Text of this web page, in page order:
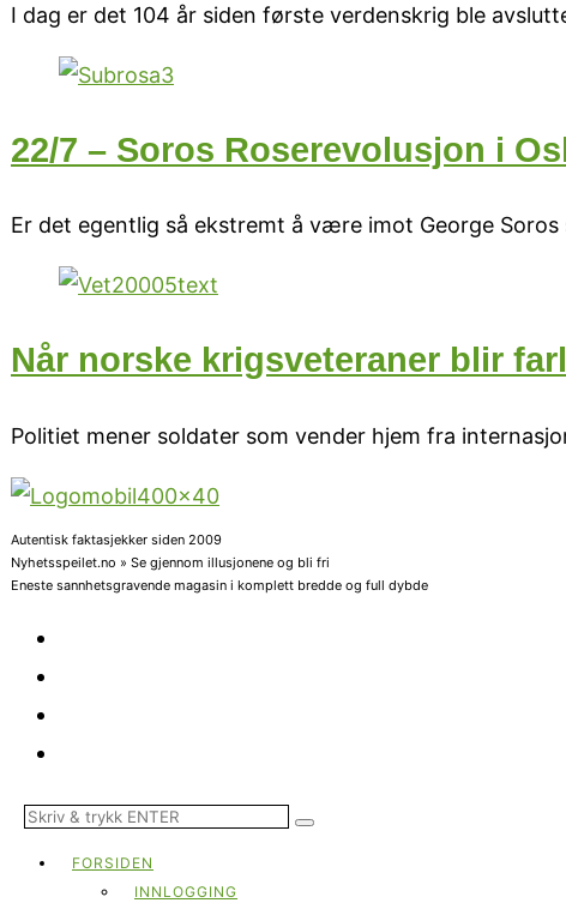
I dag er det 104 år siden første verdenskrig ble
22/7 – Soros Roserevolusjon i
Er det egentlig så ekstremt å være imot George
Når norske krigsveteraner blir
Politiet mener soldater som vender hjem fra
Autentisk faktasjekker siden 2009
Nyhetsspeilet.no » Se gjennom illusjonene og bli fri
Eneste sannhetsgravende magasin i komplett bredde og full dybde
FORSIDEN
INNLOGGING